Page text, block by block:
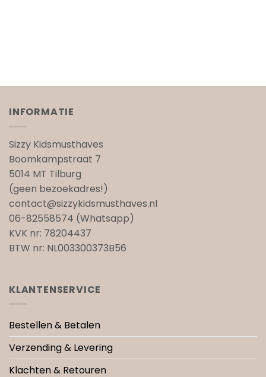
INFORMATIE
Sizzy Kidsmusthaves
Boomkampstraat 7
5014 MT Tilburg
(geen bezoekadres!)
contact@sizzykidsmusthaves.nl
06-82558574 (Whatsapp)
KVK nr: 78204437
BTW nr: NL003300373B56
KLANTENSERVICE
Bestellen & Betalen
Verzending & Levering
Klachten & Retouren